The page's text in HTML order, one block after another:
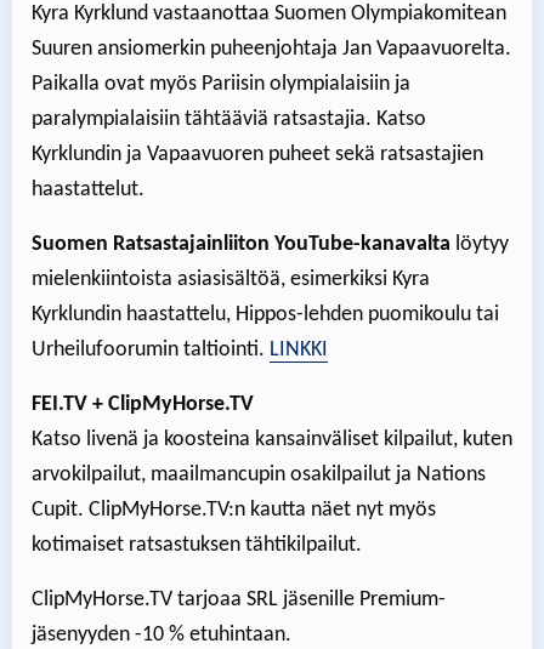
Kyra Kyrklund vastaanottaa Suomen Olympiakomitean
Suuren ansiomerkin puheenjohtaja Jan Vapaavuorelta.
Paikalla ovat myös Pariisin olympialaisiin ja
paralympialaisiin tähtääviä ratsastajia. Katso
Kyrklundin ja Vapaavuoren puheet sekä ratsastajien
haastattelut.
Suomen Ratsastajainliiton YouTube-kanavalta löytyy
mielenkiintoista asiasisältöä, esimerkiksi Kyra
Kyrklundin haastattelu, Hippos-lehden puomikoulu tai
Urheilufoorumin taltiointi. LINKKI
FEI.TV + ClipMyHorse.TV
Katso livenä ja koosteina kansainväliset kilpailut, kuten
arvokilpailut, maailmancupin osakilpailut ja Nations
Cupit. ClipMyHorse.TV:n kautta näet nyt myös
kotimaiset ratsastuksen tähtikilpailut.
ClipMyHorse.TV tarjoaa SRL jäsenille Premium-
jäsenyyden -10 % etuhintaan.